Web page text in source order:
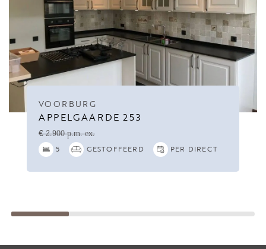
VOORBURG
APPELGAARDE 253
€ 2.900 p.m. ex.
5 GESTOFFEERD PER DIRECT